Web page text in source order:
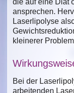
ansprechen.
Laserlipolyse
kleinerer
Bei der
arbeitenden